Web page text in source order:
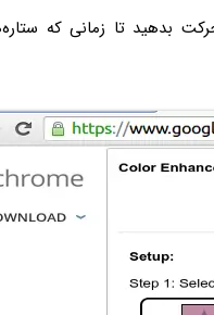
بدهید تا زمانی که